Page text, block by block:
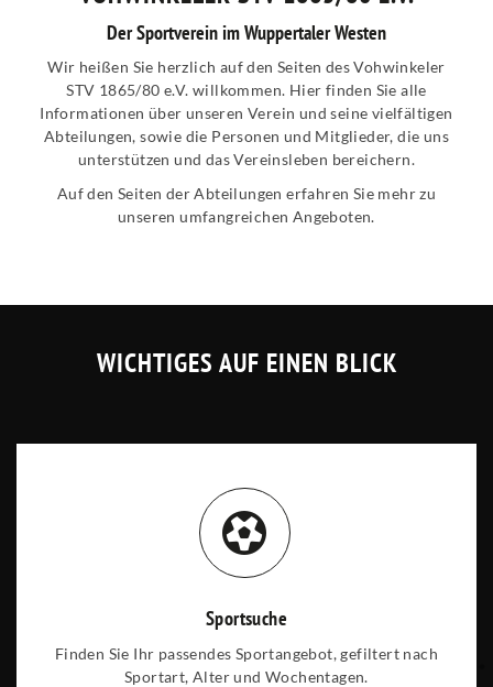
Der Sportverein im Wuppertaler Westen
Wir heißen Sie herzlich auf den Seiten des Vohwinkeler
STV 1865/80 e.V. willkommen. Hier finden Sie alle
Informationen über unseren Verein und seine vielfältigen
Abteilungen, sowie die Personen und Mitglieder, die uns
unterstützen und das Vereinsleben bereichern.
Auf den Seiten der Abteilungen erfahren Sie mehr zu
unseren umfangreichen Angeboten.
WICHTIGES AUF EINEN BLICK
Sportsuche
Finden Sie Ihr passendes Sportangebot, gefiltert nach
Sportart, Alter und Wochentagen.